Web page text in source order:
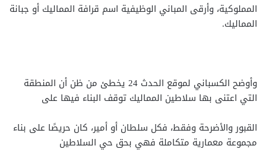
المملوكية، وأرقى المباني الوظيفية اسم قرافة المماليك أو جبانة
المماليك.
وأوضح الكسباني لموقع الحدث 24 يخطئ من ظن أن المنطقة
التي اعتنى بها سلاطين المماليك توقف البناء فيها على
القبور والأضرحة وفقط، فكل سلطان أو أمير، كان حريصًا على بناء
مجموعة معمارية متكاملة فهي بحق حي السلاطين